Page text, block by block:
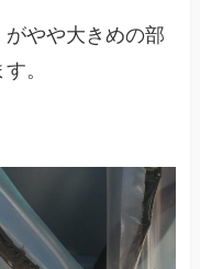
やや大きめの部
。